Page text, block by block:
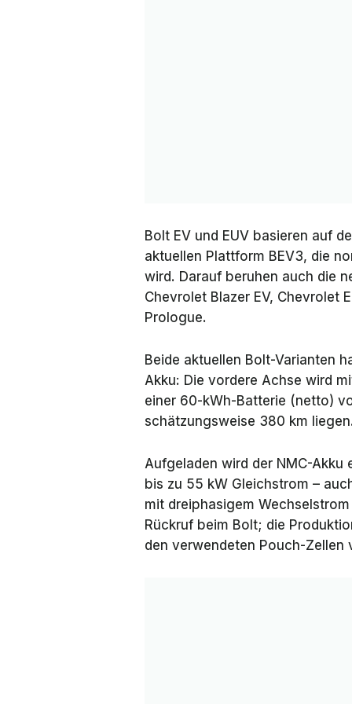
Bolt EV und EUV basieren auf
aktuellen Plattform BEV3, die
wird. Darauf beruhen auch die
Chevrolet Blazer EV, Chevrolet
Prologue.
Beide aktuellen Bolt-Varianten
Akku: Die vordere Achse wird
einer 60-kWh-Batterie (netto)
schätzungsweise 380 km
Aufgeladen wird der NMC-
bis zu 55 kW Gleichstrom –
mit dreiphasigem
Rückruf beim Bolt; die
den verwendeten Pouch-Zellen